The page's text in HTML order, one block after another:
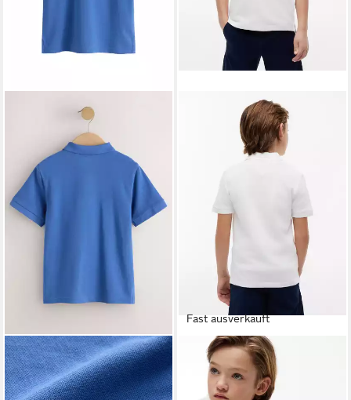
NEXT
Poloshirt Kurzärmeliges
Polo-Shirt (1-tlg)
Fast ausverkauft
TOMMY HILFIGER
Poloshirt FLAG POLO Kinder
bis 16 Jahre mit Polokragen